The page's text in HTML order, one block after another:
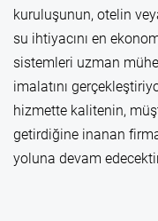
kuruluşunun, otelin
su ihtiyacını en
sistemleri uzman
imalatını
hizmette kalitenin,
getirdiğine inanan
yoluna devam